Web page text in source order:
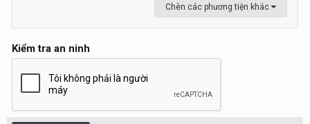
Chèn các phương tiện khác
Kiểm tra an ninh